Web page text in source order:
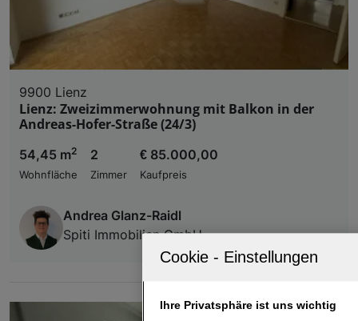
9900 Lienz
Lienz: Zweizimmerwohnung mit Balkon in der
Andreas-Hofer-Straße (24/3)
54,45 m2
Wohnfläche
2
Zimmer
€ 85.000,00
Kaufpreis
Andrea Glanz-Raidl
Spiti Immobilien GmbH
Ihre Privatsphäre ist uns wichtig